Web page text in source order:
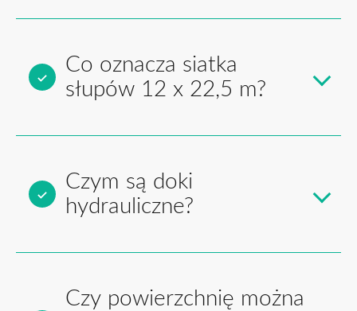
Co oznacza siatka
słupów 12 x 22,5 m?
Czym są doki
hydrauliczne?
Czy powierzchnię można